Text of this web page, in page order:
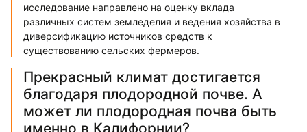
исследование направлено на оценку вклада
различных систем земледелия и ведения хозяйства в
диверсификацию источников средств к
существованию сельских фермеров.
Прекрасный климат достигается
благодаря плодородной почве. А
может ли плодородная почва быть
именно в Калифорнии?